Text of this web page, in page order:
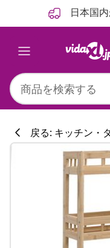
日本国
戻る: キッチン・